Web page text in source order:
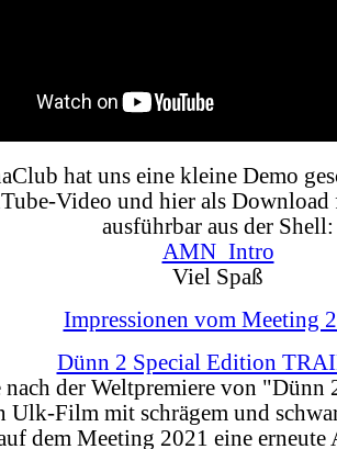
hat uns eine kleine Demo
Video und hier als Download
ausführbar aus der Shell:
AMN_Intro
Viel Spaß
Impressionen vom Meeting
Dünn 2 Special Edition
nach der Weltpremiere von "Dünn
Ulk-Film mit schrägem und
dem Meeting 2021 eine erneute